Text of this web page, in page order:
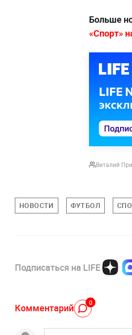
Больше
«Спорт»
Виталий
НОВОСТИ ФУТБОЛ
Подписаться на LIFE
Комментарий 0